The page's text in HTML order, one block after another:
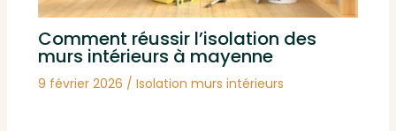
Comment réussir l’isolation des
murs intérieurs à mayenne
9 février 2026 / Isolation murs intérieurs